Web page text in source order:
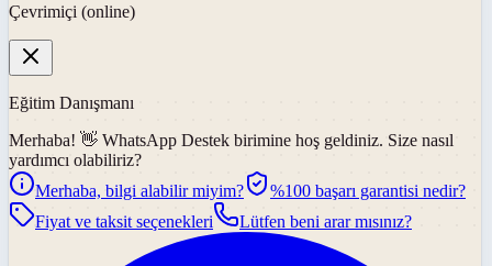
Çevrimiçi (online)
Eğitim Danışmanı
Merhaba! 👋 WhatsApp Destek birimine hoş geldiniz. Size nasıl
yardımcı olabiliriz?
Merhaba, bilgi alabilir miyim?
%100 başarı garantisi nedir?
Fiyat ve taksit seçenekleri
Lütfen beni arar mısınız?